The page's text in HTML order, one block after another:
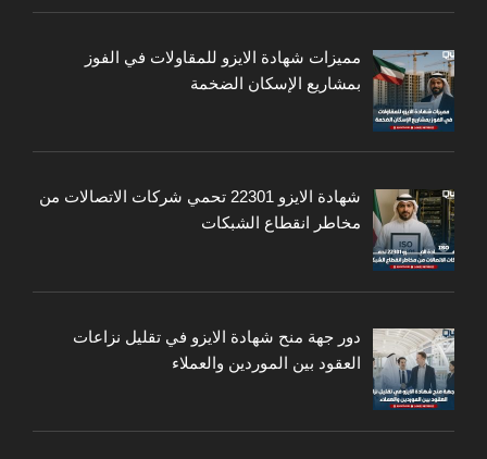
مميزات شهادة الايزو للمقاولات في الفوز
بمشاريع الإسكان الضخمة
شهادة الايزو 22301 تحمي شركات الاتصالات من
مخاطر انقطاع الشبكات
دور جهة منح شهادة الايزو في تقليل نزاعات
العقود بين الموردين والعملاء